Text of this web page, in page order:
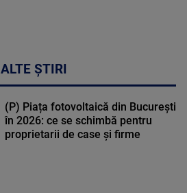
ALTE ȘTIRI
(P) Piața fotovoltaică din București
în 2026: ce se schimbă pentru
proprietarii de case și firme